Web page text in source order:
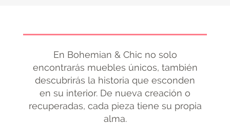
En Bohemian & Chic no solo
encontrarás muebles únicos, también
descubrirás la historia que esconden
en su interior. De nueva creación o
recuperadas, cada pieza tiene su propia
alma.